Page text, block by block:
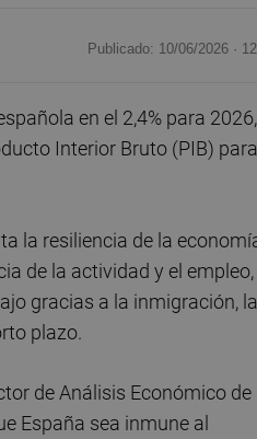
Publicado: 10/06/2026 ·
en el 2,4% para 2026,
Interior Bruto (PIB) para
la resiliencia de la
de la actividad y el empleo,
gracias a la inmigración, la
plazo.
de Análisis Económico de
España sea inmune al